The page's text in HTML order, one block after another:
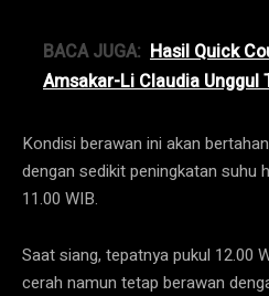
BACA JUGA: Hasil Quick
Amsakar-Li Claudia Unggul
Kondisi berawan ini akan
dengan sedikit peningkatan suhu
11.00 WIB.
Saat siang, tepatnya pukul 12.00
cerah namun tetap berawan